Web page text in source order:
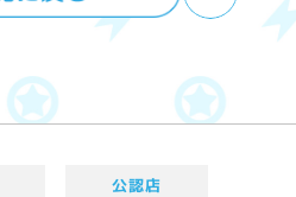
公認店